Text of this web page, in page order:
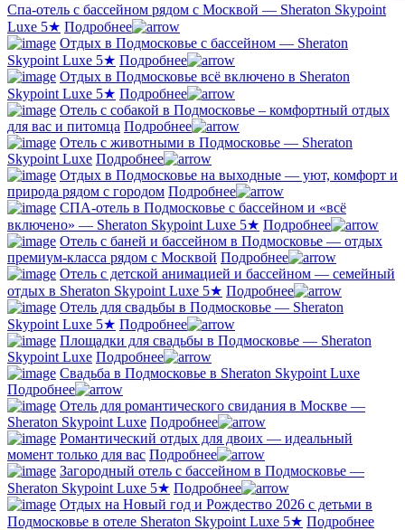
Спа-отель с бассейном рядом с Москвой — Sheraton Skypoint
Luxe 5★ Подробнее
Отдых в Подмосковье с бассейном — Sheraton
Skypoint Luxe 5★ Подробнее
Отдых в Подмосковье всё включено в Sheraton
Skypoint Luxe 5★ Подробнее
Отель с собакой в Подмосковье – комфортный отдых
для вас и питомца Подробнее
Отель с животными в Подмосковье — Sheraton
Skypoint Luxe Подробнее
Отдых в Подмосковье на выходные — уют, комфорт и
природа рядом с городом Подробнее
СПА-отель в Подмосковье с бассейном и «всё
включено» — Sheraton Skypoint Luxe 5★ Подробнее
Отель с баней и бассейном в Подмосковье — отдых
премиум-класса рядом с Москвой Подробнее
Отель с детской анимацией и бассейном — семейный
отдых в Sheraton Skypoint Luxe 5★ Подробнее
Отель для свадьбы в Подмосковье — Sheraton
Skypoint Luxe 5★ Подробнее
Площадки для свадьбы в Подмосковье — Sheraton
Skypoint Luxe Подробнее
Свадьба в Подмосковье в Sheraton Skypoint Luxe
Подробнее
Отель для романтического свидания в Москве —
Sheraton Skypoint Luxe Подробнее
Романтический отдых для двоих — идеальный
момент только для вас Подробнее
Загородный отель с бассейном в Подмосковье —
Sheraton Skypoint Luxe 5★ Подробнее
Отдых на Новый год и Рождество 2026 с детьми в
Подмосковье в отеле Sheraton Skypoint Luxe 5★ Подробнее